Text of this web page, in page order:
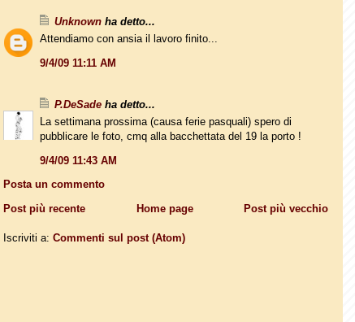
Unknown ha detto...
Attendiamo con ansia il lavoro finito...
9/4/09 11:11 AM
P.DeSade ha detto...
La settimana prossima (causa ferie pasquali) spero di
pubblicare le foto, cmq alla bacchettata del 19 la porto !
9/4/09 11:43 AM
Posta un commento
Post più recente
Post più vecchio
Home page
Iscriviti a: Commenti sul post (Atom)